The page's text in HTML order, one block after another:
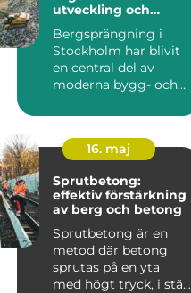
utveckling och
Bergsprängning i
Stockholm har blivit
en central del av
moderna bygg- och
16. maj
Sprutbetong:
effektiv förstärkning
av berg och betong
Sprutbetong är en
metod där betong
sprutas på en yta
med högt tryck, i stä...